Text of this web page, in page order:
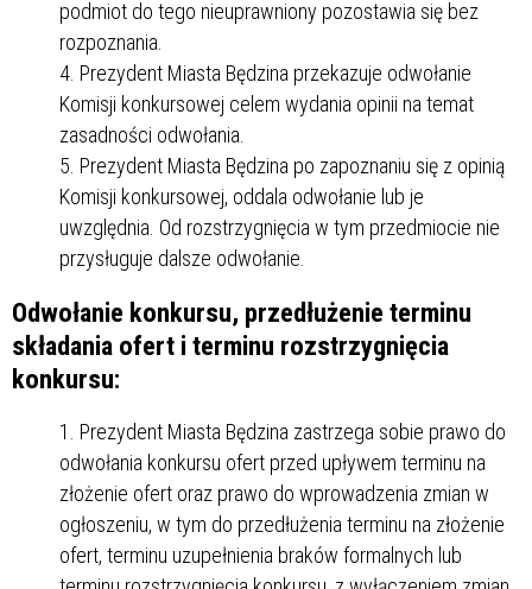
podmiot do tego nieuprawniony pozostawia się bez
rozpoznania.
Prezydent Miasta Będzina przekazuje odwołanie
Komisji konkursowej celem wydania opinii na temat
zasadności odwołania.
Prezydent Miasta Będzina po zapoznaniu się z opinią
Komisji konkursowej, oddala odwołanie lub je
uwzględnia. Od rozstrzygnięcia w tym przedmiocie nie
przysługuje dalsze odwołanie.
Odwołanie konkursu, przedłużenie terminu
składania ofert i terminu rozstrzygnięcia
konkursu:
Prezydent Miasta Będzina zastrzega sobie prawo do
odwołania konkursu ofert przed upływem terminu na
złożenie ofert oraz prawo do wprowadzenia zmian w
ogłoszeniu, w tym do przedłużenia terminu na złożenie
ofert, terminu uzupełnienia braków formalnych lub